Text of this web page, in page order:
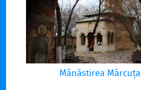
Mănăstirea Mărcuța